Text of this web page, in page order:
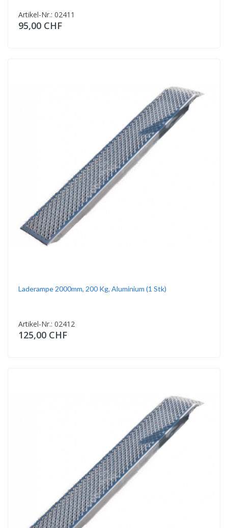
Artikel-Nr.: 02411
95,00 CHF
Laderampe 2000mm, 200 Kg, Aluminium (1 Stk)
Artikel-Nr.: 02412
125,00 CHF